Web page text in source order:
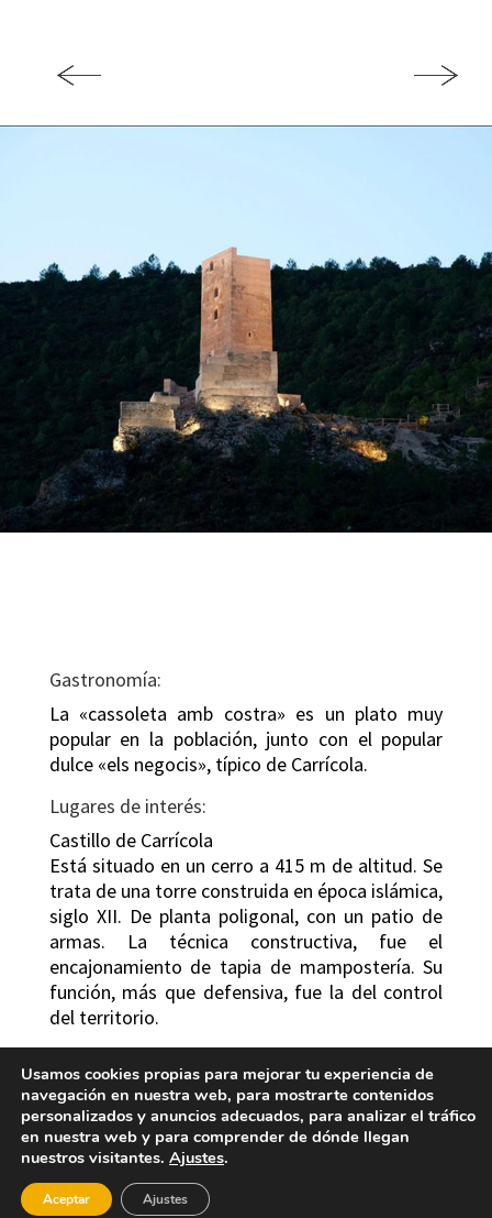
Gastronomía:
La «cassoleta amb costra» es un plato muy
popular en la población, junto con el popular
dulce «els negocis», típico de Carrícola.
Lugares de interés:
Castillo de Carrícola
Está situado en un cerro a 415 m de altitud. Se
trata de una torre construida en época islámica,
siglo XII. De planta poligonal, con un patio de
armas. La técnica constructiva, fue el
encajonamiento de tapia de mampostería. Su
función, más que defensiva, fue la del control
del territorio.
Iglesia parroquial de San Miguel
Antigua mezquita convertida al cristianismo y
consagrada a San Miguel Arcángel por el 1572.
Consta de dos naves estructuradas en cuatro
tramos, cubierta por una bóveda de cañón. El
interior de estilo neoclásico, destaca el altar
Usamos cookies propias para mejorar tu experiencia de
navegación en nuestra web, para mostrarte contenidos
personalizados y anuncios adecuados, para analizar el tráfico
en nuestra web y para comprender de dónde llegan
nuestros visitantes. Ajustes.
Aceptar Ajustes